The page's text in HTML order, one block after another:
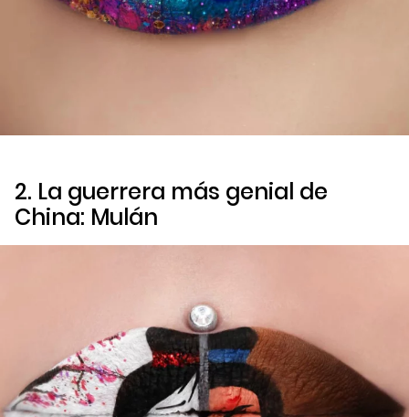
2. La guerrera más genial de
China: Mulán